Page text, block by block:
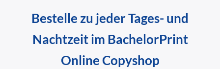
Bestelle zu jeder Tages- und
Nachtzeit im BachelorPrint
Online Copyshop